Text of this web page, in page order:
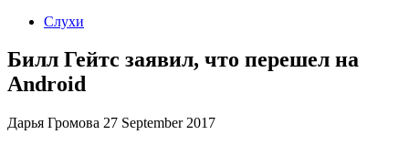
Слухи
Билл Гейтс заявил, что перешел на
Android
Дарья Громова 27 September 2017